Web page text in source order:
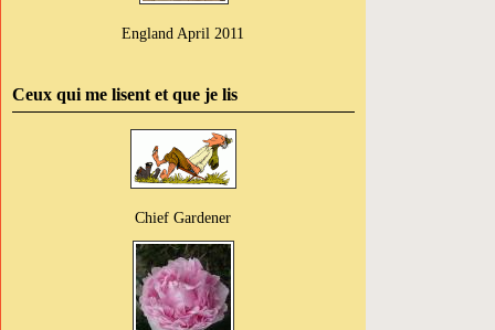
England April 2011
Ceux qui me lisent et que je lis
Chief Gardener